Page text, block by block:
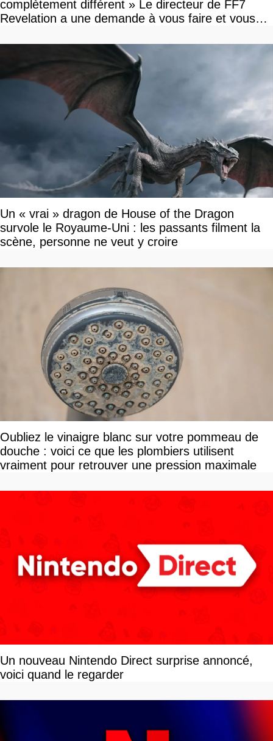
complètement différent » Le directeur de FF7
Revelation a une demande à vous faire et vous
Un « vrai » dragon de House of the Dragon
survole le Royaume-Uni : les passants filment la
scène, personne ne veut y croire
Oubliez le vinaigre blanc sur votre pommeau de
douche : voici ce que les plombiers utilisent
vraiment pour retrouver une pression maximale
Un nouveau Nintendo Direct surprise annoncé,
voici quand le regarder